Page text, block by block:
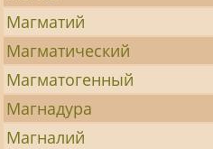
Магматий
Магматический
Магматогенный
Магнадура
Магналий